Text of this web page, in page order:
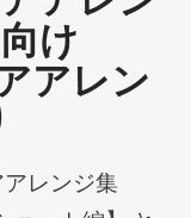
け
アレン